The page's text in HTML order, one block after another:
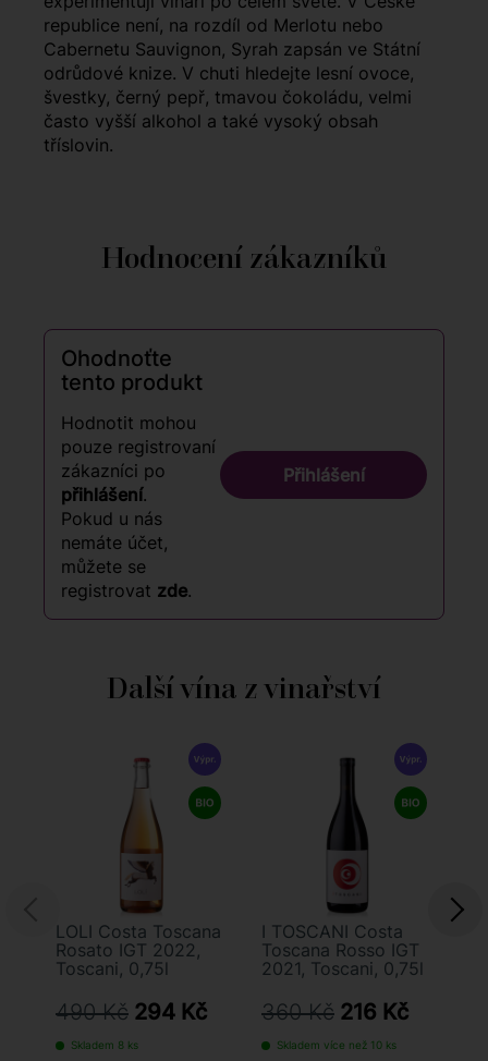
republice není, na rozdíl od Merlotu nebo
Cabernetu Sauvignon, Syrah zapsán ve Státní
odrůdové knize. V chuti hledejte lesní ovoce,
švestky, černý pepř, tmavou čokoládu, velmi
často vyšší alkohol a také vysoký obsah
tříslovin.
Hodnocení zákazníků
Ohodnoťte
tento produkt
Hodnotit mohou
pouze registrovaní
zákazníci po
přihlášení.
Pokud u nás
nemáte účet,
můžete se
registrovat zde.
Přihlášení
Další vína z vinařství
LOLI Costa Toscana
Rosato IGT 2022,
Toscani, 0,75l
490 Kč 294 Kč
Skladem 8 ks
I TOSCANI Costa
Toscana Rosso IGT
2021, Toscani, 0,75l
360 Kč 216 Kč
Skladem více než 10 ks